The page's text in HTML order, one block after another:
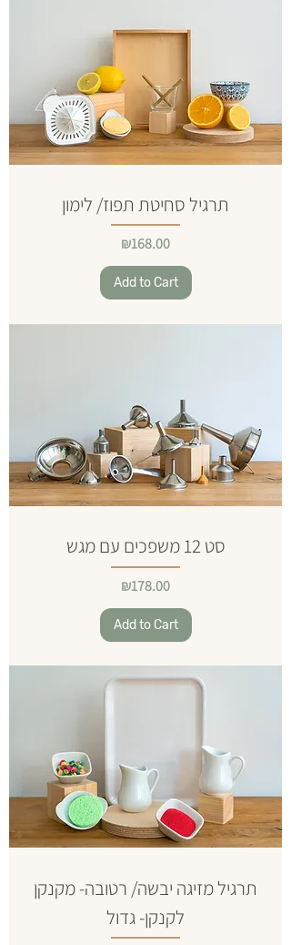
תרגיל סחיטת תפוז/ לימון
Price
₪168.00
Add to Cart
סט 12 משפכים עם מגש
Price
₪178.00
Add to Cart
תרגיל מזיגה יבשה/ רטובה- מקנקן
לקנקן- גדול